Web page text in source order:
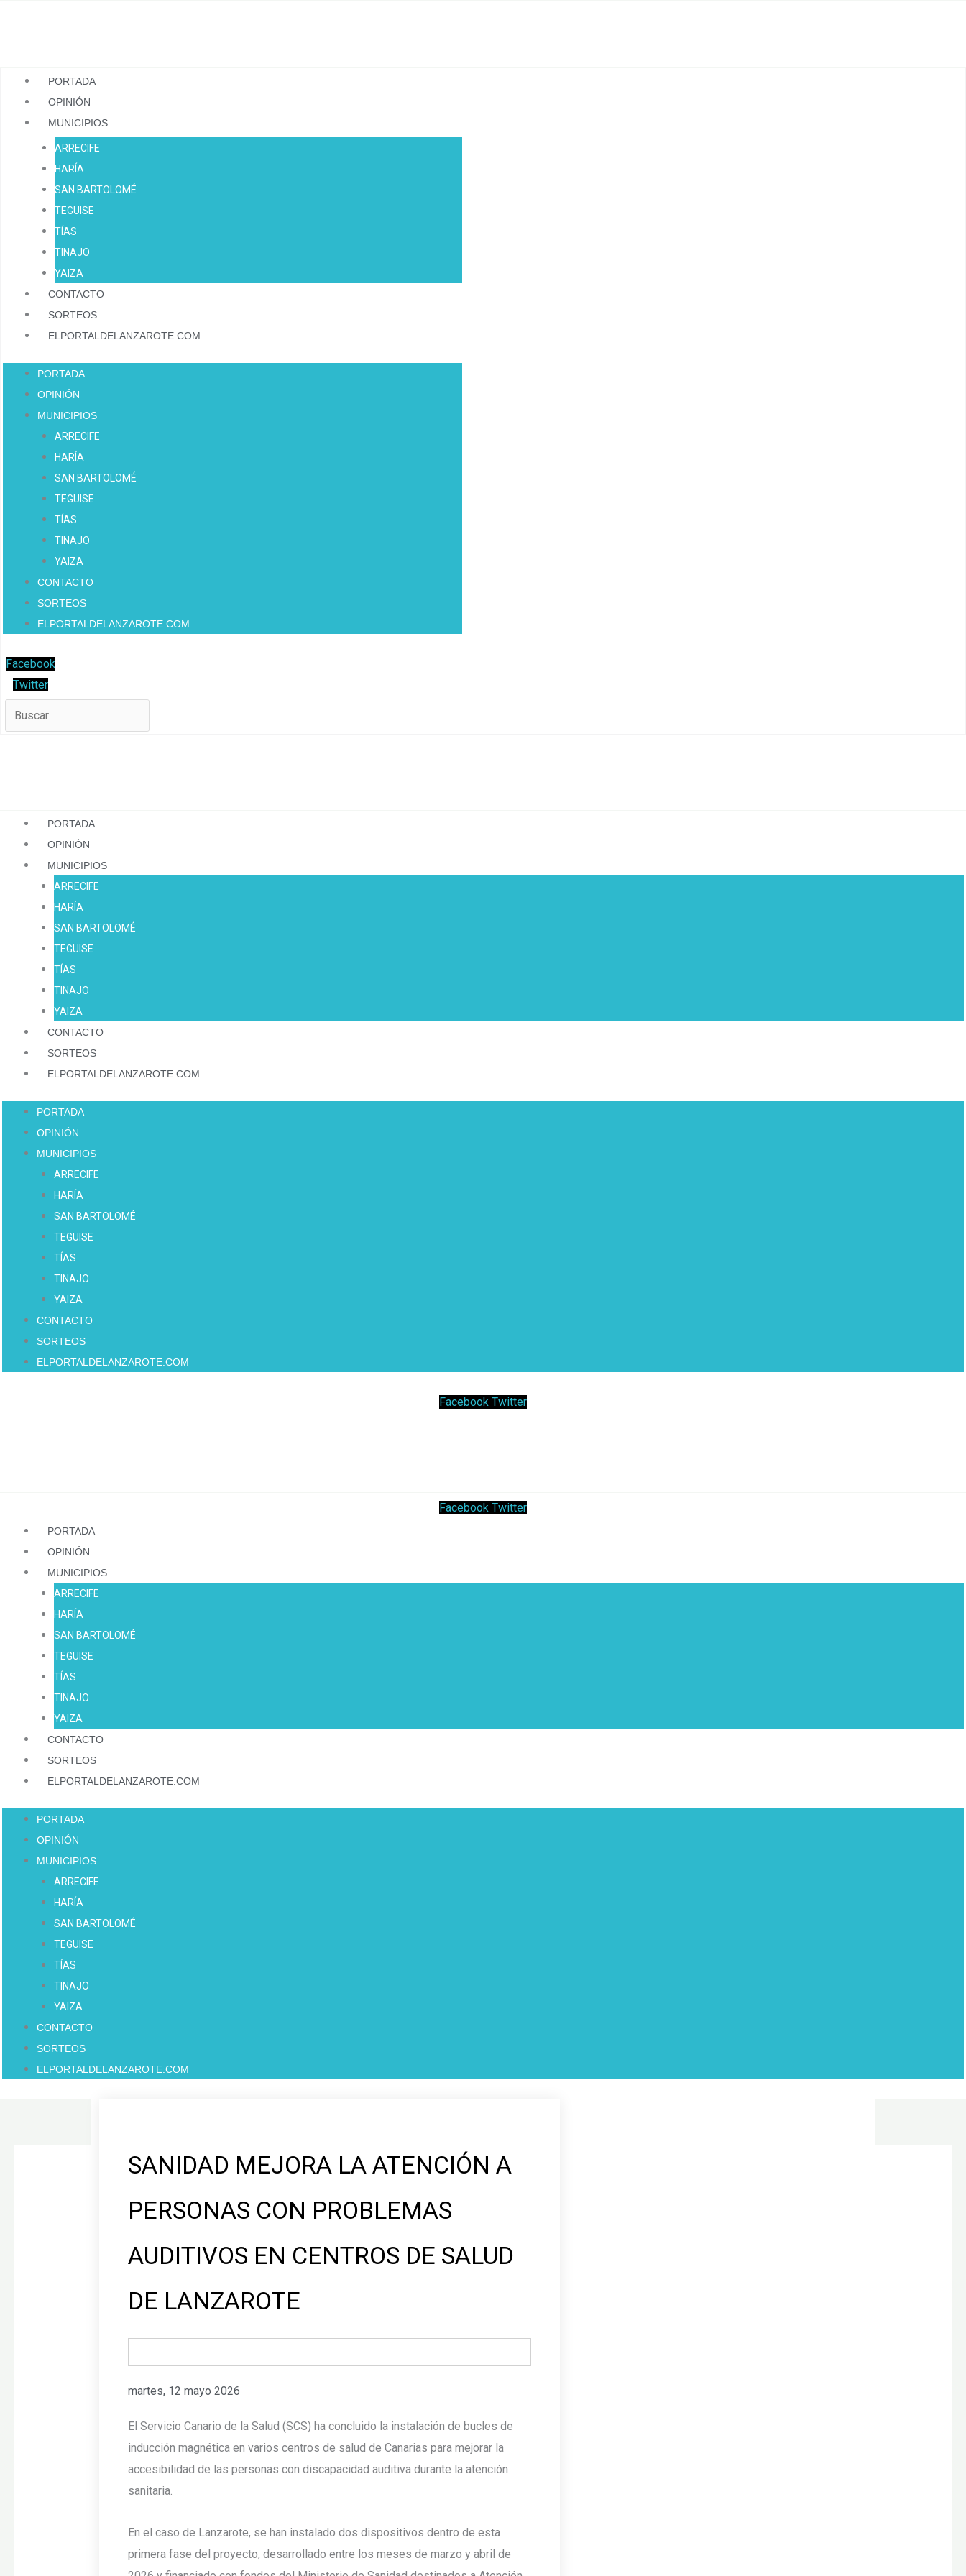
PORTADA
OPINIÓN
MUNICIPIOS
ARRECIFE
HARÍA
SAN BARTOLOMÉ
TEGUISE
TÍAS
TINAJO
YAIZA
CONTACTO
SORTEOS
ELPORTALDELANZAROTE.COM
PORTADA
OPINIÓN
MUNICIPIOS
ARRECIFE
HARÍA
SAN BARTOLOMÉ
TEGUISE
TÍAS
TINAJO
YAIZA
CONTACTO
SORTEOS
ELPORTALDELANZAROTE.COM
Facebook
Twitter
PORTADA
OPINIÓN
MUNICIPIOS
ARRECIFE
HARÍA
SAN BARTOLOMÉ
TEGUISE
TÍAS
TINAJO
YAIZA
CONTACTO
SORTEOS
ELPORTALDELANZAROTE.COM
PORTADA
OPINIÓN
MUNICIPIOS
ARRECIFE
HARÍA
SAN BARTOLOMÉ
TEGUISE
TÍAS
TINAJO
YAIZA
CONTACTO
SORTEOS
ELPORTALDELANZAROTE.COM
Facebook Twitter
Facebook Twitter
PORTADA
OPINIÓN
MUNICIPIOS
ARRECIFE
HARÍA
SAN BARTOLOMÉ
TEGUISE
TÍAS
TINAJO
YAIZA
CONTACTO
SORTEOS
ELPORTALDELANZAROTE.COM
PORTADA
OPINIÓN
MUNICIPIOS
ARRECIFE
HARÍA
SAN BARTOLOMÉ
TEGUISE
TÍAS
TINAJO
YAIZA
CONTACTO
SORTEOS
ELPORTALDELANZAROTE.COM
SANIDAD MEJORA LA ATENCIÓN A
PERSONAS CON PROBLEMAS
AUDITIVOS EN CENTROS DE SALUD
DE LANZAROTE
martes, 12 mayo 2026
El Servicio Canario de la Salud (SCS) ha concluido la instalación de bucles de
inducción magnética en varios centros de salud de Canarias para mejorar la
accesibilidad de las personas con discapacidad auditiva durante la atención
sanitaria.
En el caso de Lanzarote, se han instalado dos dispositivos dentro de esta
primera fase del proyecto, desarrollado entre los meses de marzo y abril de